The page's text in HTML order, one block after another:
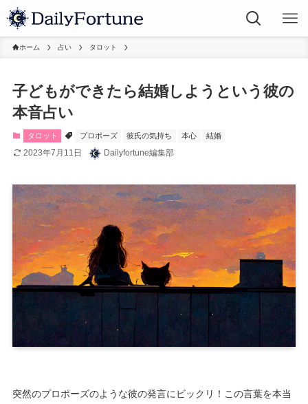
ホーム 占い タロット
子どもができたら結婚しようという彼の
本音占い
タロット プロポーズ 彼氏の気持ち 本心 結婚
2023年7月11日 Dailyfortune編集部
突然のプロポーズのような彼の発言にビックリ！この言葉を本当